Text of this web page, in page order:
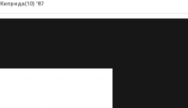
Киприда(10) '87